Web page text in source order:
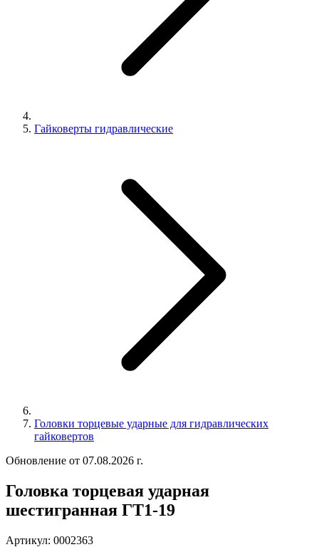
Гайковерты гидравлические
Головки торцевые ударные для гидравлических
гайковертов
Обновление от 07.08.2026 г.
Головка торцевая ударная
шестигранная ГТ1-19
Артикул: 0002363